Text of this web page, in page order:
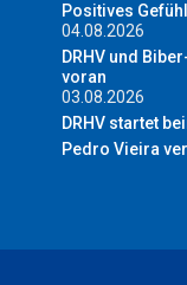
Positives
04.08.2026
DRHV und
voran
03.08.2026
DRHV startet
Pedro Vieira